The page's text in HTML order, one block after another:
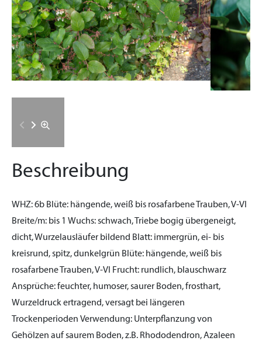
Beschreibung
WHZ:6b Blüte: hängende, weiß bis rosafarbene Trauben, V-VI
Breite/m: bis 1 Wuchs:schwach, Triebe bogig übergeneigt,
dicht, Wurzelausläufer bildend Blatt: immergrün, ei- bis
kreisrund, spitz, dunkelgrün Blüte: hängende, weiß bis
rosafarbene Trauben, V-VI Frucht: rundlich, blauschwarz
Ansprüche:feuchter, humoser, saurer Boden, frosthart,
Wurzeldruck ertragend, versagt bei längeren
Trockenperioden Verwendung: Unterpflanzung von
Gehölzen auf saurem Boden, z.B. Rhododendron, Azaleen